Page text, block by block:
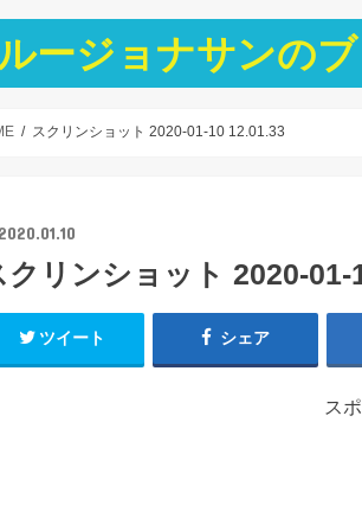
ージョナサンの
スクリンショット 2020-01-10 12.01.33
2020.01.10
クリンショット 2020-01-
ツイート シェア
ス